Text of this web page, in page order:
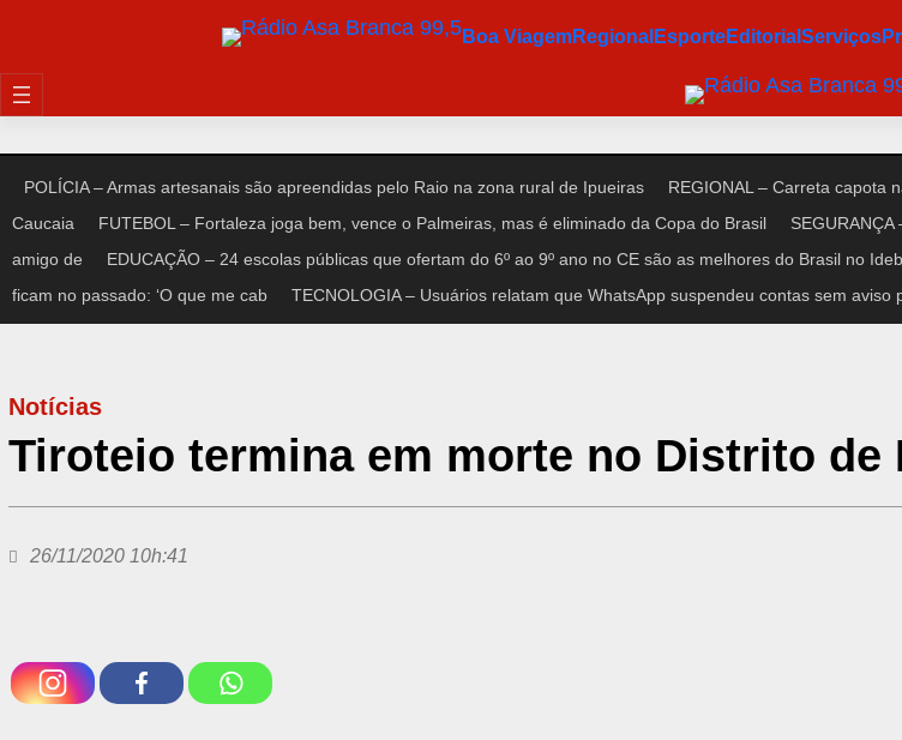
Boa ViagemRegional EsporteEditorial Serviços
POLÍCIA – Armas artesanais são apreendidas pelo Raio na zona rural de Ipueiras REGIONAL – Carreta capota
Caucaia
FUTEBOL – Fortaleza joga bem, vence o Palmeiras, mas é eliminado da Copa do Brasil
amigo de
EDUCAÇÃO – 24 escolas públicas que ofertam do 6º ao 9º ano no CE são as melhores do Brasil no
ficam no passado: ‘O que me cab
TECNOLOGIA – Usuários relatam que WhatsApp suspendeu contas sem aviso
Notícias
Tiroteio termina em morte no Distrito de
26/11/2020 10h:41